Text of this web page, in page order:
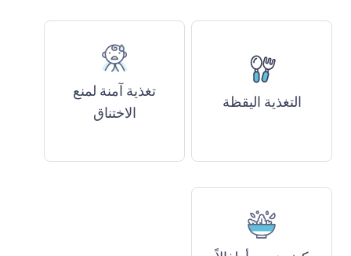
التغذية اليقظة
تغذية آمنة لمنع
الاختناق